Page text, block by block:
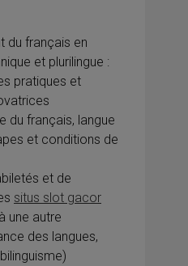
du français en
et plurilingue :
pratiques et
du français, langue
et conditions de
et de
situs slot gacor
une autre
des langues,